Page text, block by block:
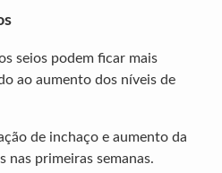
seios podem ficar mais
ao aumento dos níveis de
de inchaço e aumento da
nas primeiras semanas.